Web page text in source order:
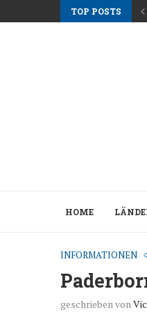
TOP POSTS
HOME
INFORMATIONEN
geschrieben von